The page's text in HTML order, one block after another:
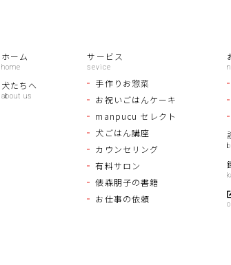
ホーム
犬たちへ
サービス
手作りお惣菜
お祝いごはんケーキ
manpucu セレクト
犬ごはん講座
カウンセリング
有料サロン
俵森朋子の書籍
お仕事の依頼